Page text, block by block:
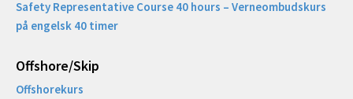
Safety Representative Course 40 hours – Verneombudskurs
på engelsk 40 timer
Offshore/Skip​
Offshorekurs